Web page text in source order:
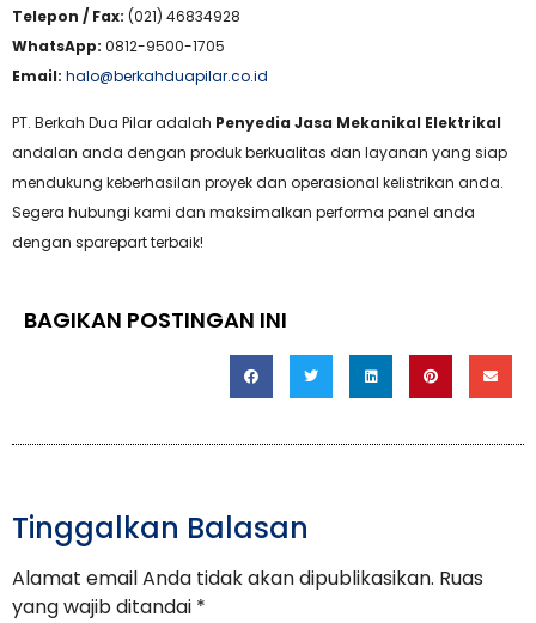
Telepon / Fax: (021) 46834928
WhatsApp: 0812-9500-1705
Email: halo@berkahduapilar.co.id
PT. Berkah Dua Pilar adalah Penyedia Jasa Mekanikal Elektrikal
andalan anda dengan produk berkualitas dan layanan yang siap
mendukung keberhasilan proyek dan operasional kelistrikan anda.
Segera hubungi kami dan maksimalkan performa panel anda
dengan sparepart terbaik!
BAGIKAN POSTINGAN INI
Tinggalkan Balasan
Alamat email Anda tidak akan dipublikasikan. Ruas
yang wajib ditandai *